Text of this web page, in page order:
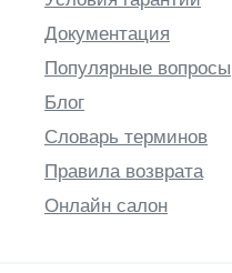
Документация
Популярные вопросы
Блог
Словарь терминов
Правила возврата
Онлайн салон